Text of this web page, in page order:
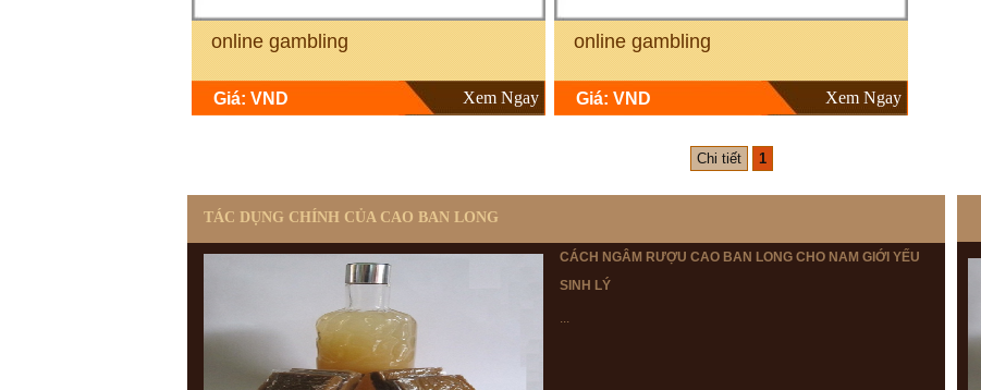
online gambling
Giá: VND Xem Ngay
online gambling
Giá: VND Xem Ngay
Chi tiết 1
TÁC DỤNG CHÍNH CỦA CAO BAN LONG
CÁCH NGÂM RƯỢU CAO BAN LONG CHO NAM GIỚI YẾU
SINH LÝ
...